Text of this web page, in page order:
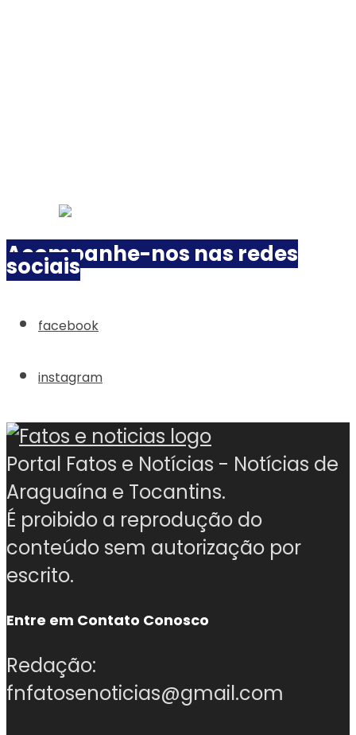
Acompanhe-nos nas redes
sociais
facebook
instagram
Portal Fatos e Notícias - Notícias de
Araguaína e Tocantins.
É proibido a reprodução do
conteúdo sem autorização por
escrito.
Entre em Contato Conosco
Redação:
fnfatosenoticias@gmail.com